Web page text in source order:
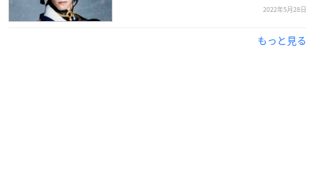
声優としてだけでなく、アーティスト活動やプロデュース業に
2022年5月28日
もっと見る